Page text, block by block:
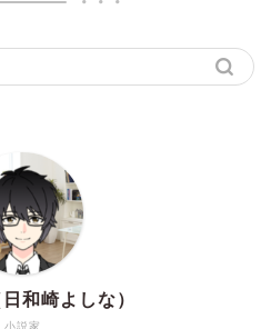
和崎よしな）